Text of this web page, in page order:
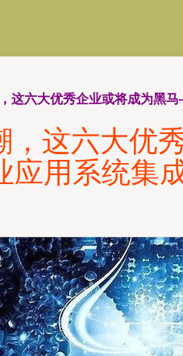
这六大优秀企业或将成为黑
，这六大
应用系统集